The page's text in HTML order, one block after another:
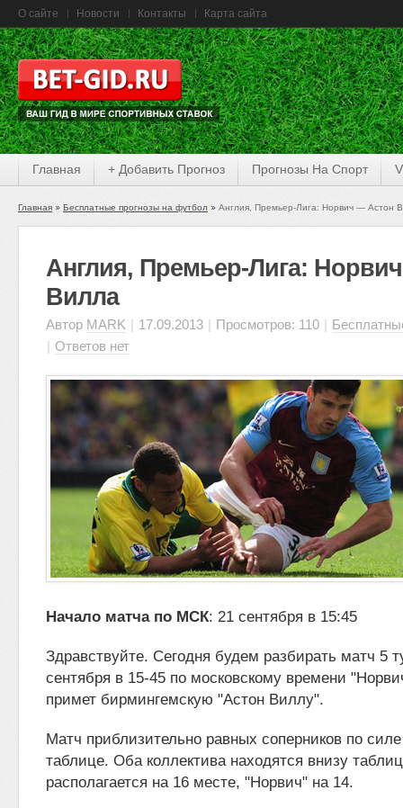
О сайте Новости Контакты Карта сайта
Главная + Добавить Прогноз Прогнозы На Спорт
Главная Бесплатные прогнозы на футбол Англия, Премьер-Лига: Норвич — Астон
Англия, Премьер-Лига:
Вилла
Автор MARK | 17.09.2013 | Просмотров: 110 |
| Ответов нет
Начало матча по МСК: 21 сентября в 15:45
Здравствуйте. Сегодня будем разбирать матч 5
сентября в 15-45 по московскому времени
примет бирмингемскую "Астон Виллу".
Матч приблизительно равных соперников по
таблице. Оба коллектива находятся внизу
располагается на 16 месте, "Норвич" на 14.